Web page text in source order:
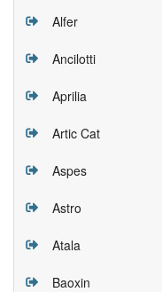
Alfer
Ancilotti
Aprilia
Artic Cat
Aspes
Astro
Atala
Baoxin